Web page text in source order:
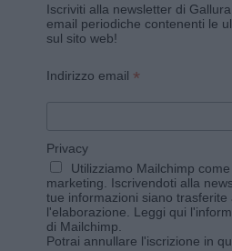
Iscriviti alla newsletter di
email periodiche contenenti le
sul sito web!
Indirizzo email *
Privacy
Utilizziamo Mailchimp
marketing. Iscrivendoti alla
tue informazioni siano trasferite
l'elaborazione. Leggi qui
di Mailchimp
Potrai annullare l'iscrizione in